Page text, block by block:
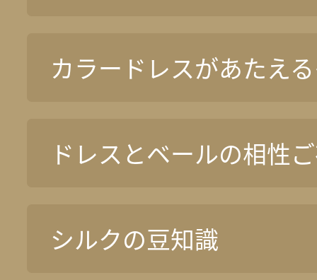
カラードレスがあたえ
ドレスとベールの相性
シルクの豆知識